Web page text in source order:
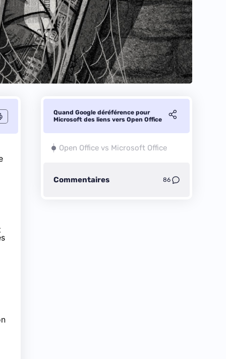
Quand Google déréférence pour
Microsoft des liens vers Open Office
Open Office vs Microsoft Office
Commentaires 86